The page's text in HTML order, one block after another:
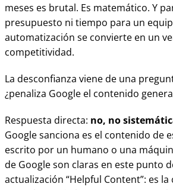
meses es brutal. Es matemático. Y
presupuesto ni tiempo para un
automatización se convierte en un
competitividad.
La desconfianza viene de una
¿penaliza Google el contenido
Respuesta directa: no, no
Google sanciona es el contenido de
escrito por un humano o una
de Google son claras en este punto
actualización “Helpful Content”: es